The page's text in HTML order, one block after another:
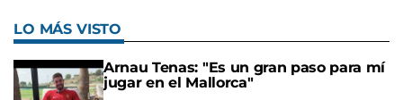
LO MÁS VISTO
Arnau Tenas: "Es un gran paso para mí
jugar en el Mallorca"